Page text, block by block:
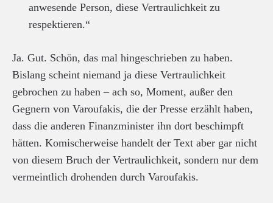
anwesende Person, diese Vertraulichkeit zu
respektieren.“
Ja. Gut. Schön, das mal hingeschrieben zu haben.
Bislang scheint niemand ja diese Vertraulichkeit
gebrochen zu haben – ach so, Moment, außer den
Gegnern von Varoufakis, die der Presse erzählt haben,
dass die anderen Finanzminister ihn dort beschimpft
hätten. Komischerweise handelt der Text aber gar nicht
von diesem Bruch der Vertraulichkeit, sondern nur dem
vermeintlich drohenden durch Varoufakis.